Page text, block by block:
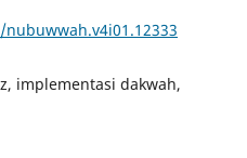
implementasi dakwah,